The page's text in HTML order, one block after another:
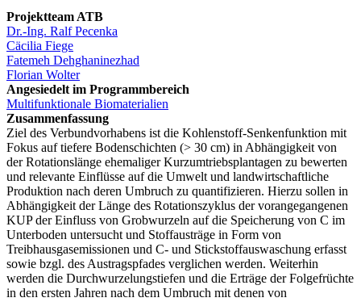
Projektteam ATB
Dr.-Ing. Ralf Pecenka
Cäcilia Fiege
Fatemeh Dehghaninezhad
Florian Wolter
Angesiedelt im Programmbereich
Multifunktionale Biomaterialien
Zusammenfassung
Ziel des Verbundvorhabens ist die Kohlenstoff-Senkenfunktion mit
Fokus auf tiefere Bodenschichten (> 30 cm) in Abhängigkeit von
der Rotationslänge ehemaliger Kurzumtriebsplantagen zu bewerten
und relevante Einflüsse auf die Umwelt und landwirtschaftliche
Produktion nach deren Umbruch zu quantifizieren. Hierzu sollen in
Abhängigkeit der Länge des Rotationszyklus der vorangegangenen
KUP der Einfluss von Grobwurzeln auf die Speicherung von C im
Unterboden untersucht und Stoffausträge in Form von
Treibhausgasemissionen und C- und Stickstoffauswaschung erfasst
sowie bzgl. des Austragspfades verglichen werden. Weiterhin
werden die Durchwurzelungstiefen und die Erträge der Folgefrüchte
in den ersten Jahren nach dem Umbruch mit denen von